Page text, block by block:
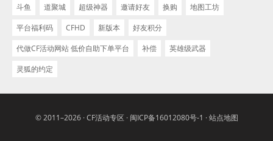
斗鱼
道聚城 超级神器 邀请好友 换购
地图工坊
平台福利码
CFHD 新版本
好友积分
代做CF活动网站 低价自助下单平台
补偿
英雄级武器
灵狐的约定
© 2011–2026 ·CF活动专区· 闽ICP备16012080号-1 ·站点地图